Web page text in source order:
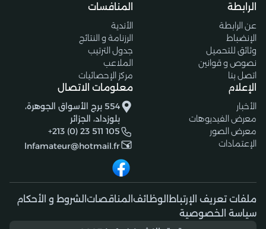
الرابطة
عن الرابطة
الإنضباط
وثائق للتحميل
نصوص و قوانين
اتصل بنا
المنافسات
الأندية
الرزنامة و النتائج
جدول الترتيب
الملاعب
مركز الإحصائيات
الإعلام
الأخبار
معرض الفيديوهات
معرض الصور
الإعتمادات
معلومات الاتصال
554 برج الأسواق الجوهرة،
بلوزداد، الجزائر
+213 (0) 23 511 105
lnfamateur@hotmail.fr
ملفات تعريف الإرتباط الوظائف المناقصات الشروط و الأحكام
سياسة الخصوصية